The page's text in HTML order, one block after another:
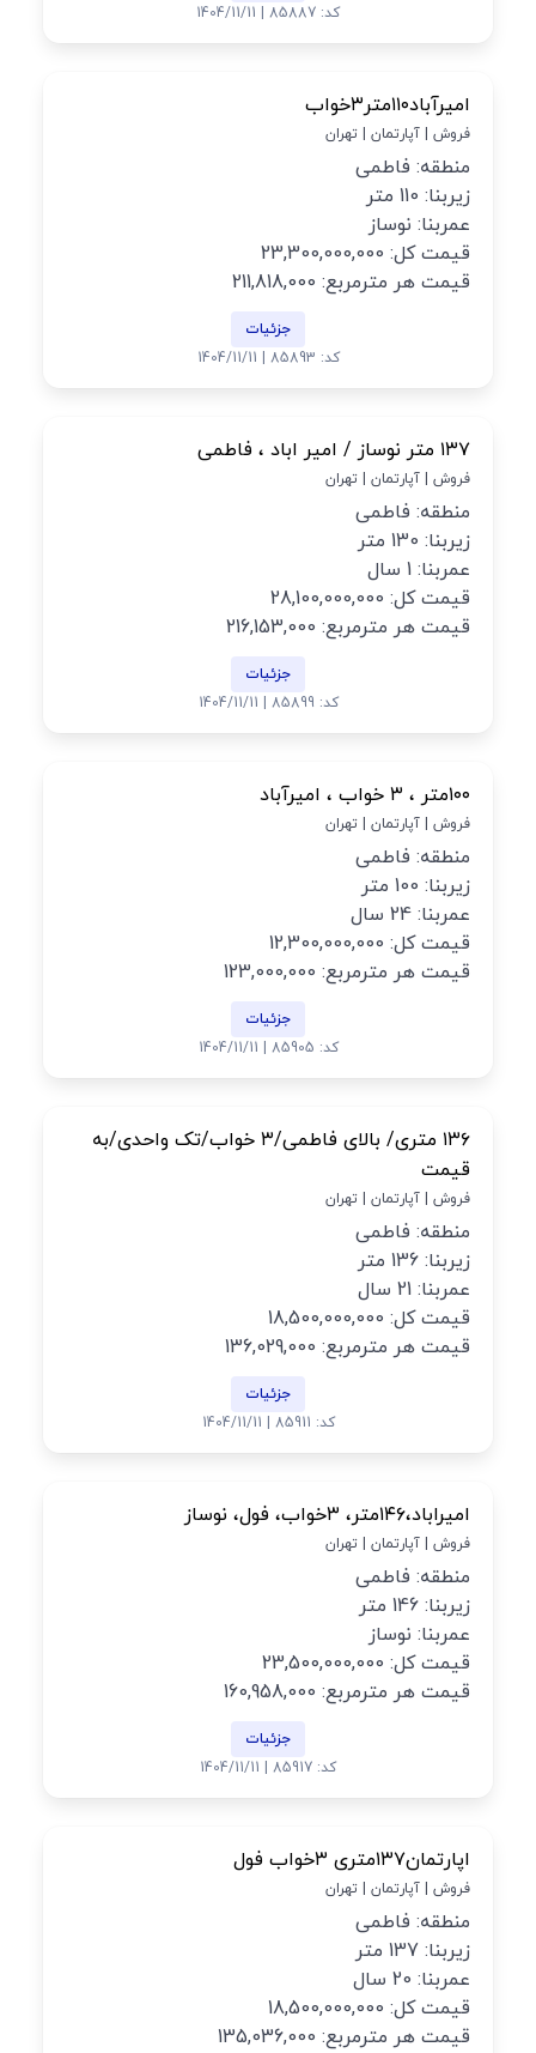
کد: 85887 | 1404/11/11
امیرآباد۱۱۰متر۳خواب
فروش | آپارتمان | تهران
منطقه: فاطمی
زیربنا: 110 متر
عمربنا: نوساز
قیمت کل: 23,300,000,000
قیمت هر مترمربع: 211,818,000
جزئیات
کد: 85893 | 1404/11/11
۱۳۷ متر نوساز / امیر اباد ، فاطمی
فروش | آپارتمان | تهران
منطقه: فاطمی
زیربنا: 130 متر
عمربنا: 1 سال
قیمت کل: 28,100,000,000
قیمت هر مترمربع: 216,153,000
جزئیات
کد: 85899 | 1404/11/11
۱۰۰متر ، ۳ خواب ، امیرآباد
فروش | آپارتمان | تهران
منطقه: فاطمی
زیربنا: 100 متر
عمربنا: 24 سال
قیمت کل: 12,300,000,000
قیمت هر مترمربع: 123,000,000
جزئیات
کد: 85905 | 1404/11/11
۱۳۶ متری/ بالای فاطمی/۳ خواب/تک واحدی/به
قیمت
فروش | آپارتمان | تهران
منطقه: فاطمی
زیربنا: 136 متر
عمربنا: 21 سال
قیمت کل: 18,500,000,000
قیمت هر مترمربع: 136,029,000
جزئیات
کد: 85911 | 1404/11/11
امیراباد،۱۴۶متر، ۳خواب، فول، نوساز
فروش | آپارتمان | تهران
منطقه: فاطمی
زیربنا: 146 متر
عمربنا: نوساز
قیمت کل: 23,500,000,000
قیمت هر مترمربع: 160,958,000
جزئیات
کد: 85917 | 1404/11/11
اپارتمان۱۳۷متری ۳خواب فول
فروش | آپارتمان | تهران
منطقه: فاطمی
زیربنا: 137 متر
عمربنا: 20 سال
قیمت کل: 18,500,000,000
قیمت هر مترمربع: 135,036,000